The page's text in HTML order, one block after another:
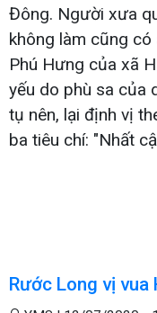
Đông. Người xưa
không làm cũng
Phú Hưng của xã
yếu do phù sa của
tụ nên, lại định vị
ba tiêu chí: "Nhất
Rước Long vị vua